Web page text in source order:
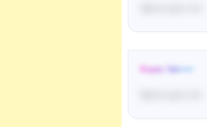
From: Tel•••••